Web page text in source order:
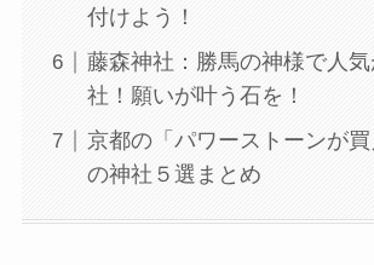
付けよう！
藤森神社：勝馬の神様で人
社！願いが叶う石を！
京都の「パワーストーンが
の神社５選まとめ